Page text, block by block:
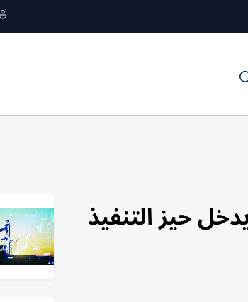
يدخل حيز التنفيذ